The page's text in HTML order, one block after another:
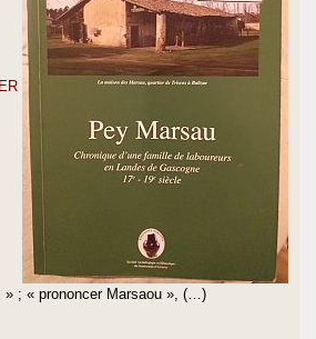
; « prononcer Marsaou », (…)